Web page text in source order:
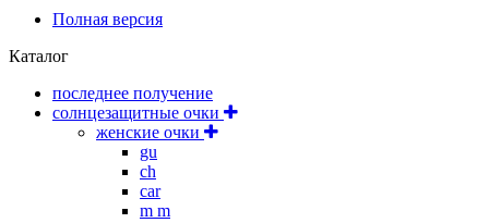
Полная версия
Каталог
последнее получение
солнцезащитные очки
женские очки
gu
ch
car
m m